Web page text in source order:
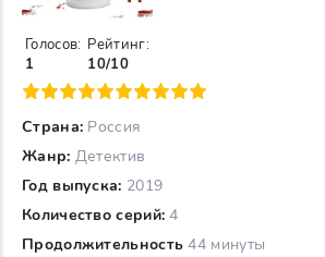
Страна: Россия
Жанр: Детектив
Год выпуска: 2019
Количество серий: 4
Продолжительность 44 минуты
Голосов:
1
Рейтинг:
10/10
7 8 9 10